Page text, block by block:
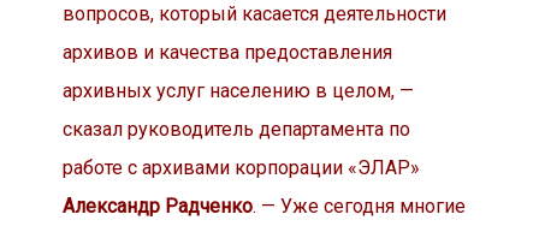
вопросов, который касается деятельности
архивов и качества предоставления
архивных услуг населению в целом, —
сказал руководитель департамента по
работе с архивами корпорации «ЭЛАР»
Александр Радченко. — Уже сегодня многие